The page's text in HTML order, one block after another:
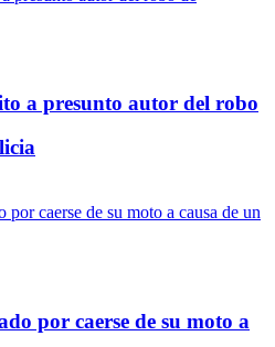
a presunto autor del robo
por caerse de su moto a